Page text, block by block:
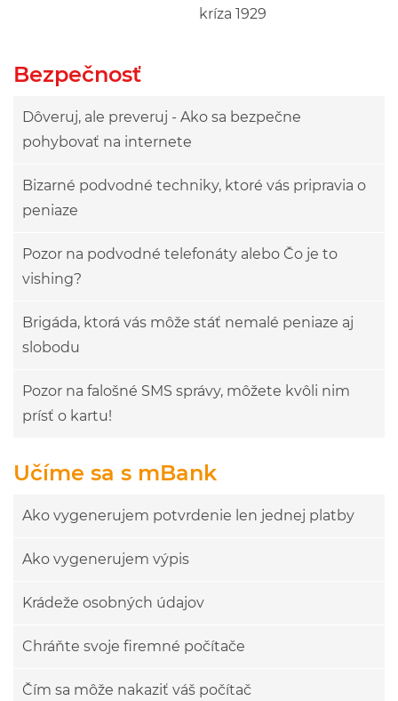
kríza 1929
Bezpečnosť
Dôveruj, ale preveruj - Ako sa bezpečne
pohybovať na internete
Bizarné podvodné techniky, ktoré vás pripravia o
peniaze
Pozor na podvodné telefonáty alebo Čo je to
vishing?
Brigáda, ktorá vás môže stáť nemalé peniaze aj
slobodu
Pozor na falošné SMS správy, môžete kvôli nim
prísť o kartu!
Učíme sa s mBank
Ako vygenerujem potvrdenie len jednej platby
Ako vygenerujem výpis
Krádeže osobných údajov
Chráňte svoje firemné počítače
Čím sa môže nakaziť váš počítač